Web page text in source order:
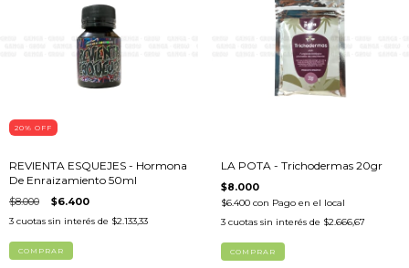
20% OFF
REVIENTA ESQUEJES - Hormona
De Enraizamiento 50ml
$8.000 $6.400
3 cuotas sin interés de $2.133,33
LA POTA - Trichodermas 20gr
$8.000
$6.400 con Pago en el local
3 cuotas sin interés de $2.666,67